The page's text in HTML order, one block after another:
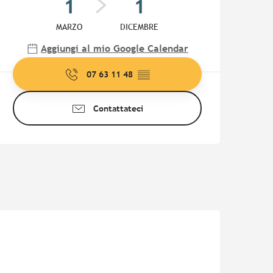
1
MARZO
1
DICEMBRE
Aggiungi al mio Google Calendar
07 63 11 48 ▒▒
Contattateci